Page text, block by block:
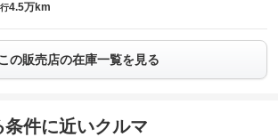
4.5万km
の販売店の在庫一覧を見る
件に近いクルマ